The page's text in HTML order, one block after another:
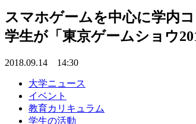
スマホゲームを中心に学内
学生が「東京ゲームショウ
2018.09.14 14:30
大学ニュース
イベント
教育カリキュラム
学生の活動